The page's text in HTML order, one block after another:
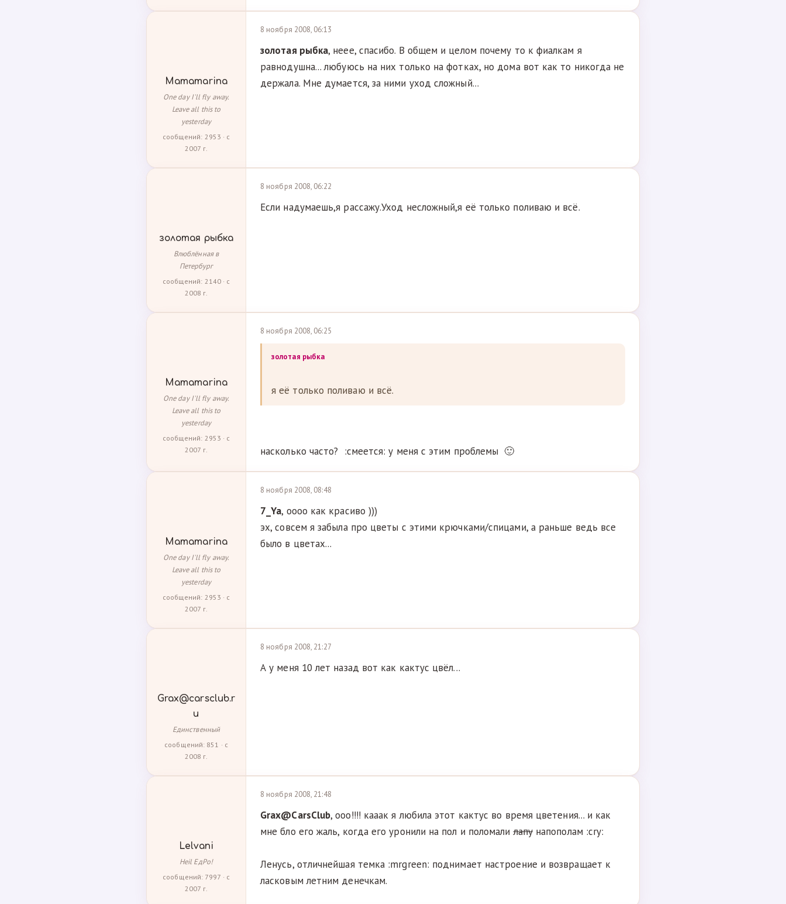
Mamamarina
One day I'll fly away.
Leave all this to
yesterday
сообщений: 2953 · с
2007 г.
8 ноября 2008, 06:13
золотая рыбка, неее, спасибо. В общем и целом почему то к фиалкам я
равнодушна... любуюсь на них только на фотках, но дома вот как то никогда не
держала. Мне думается, за ними уход сложный...
золотая рыбка
Влюблённая в
Петербург
сообщений: 2140 · с
2008 г.
8 ноября 2008, 06:22
Если надумаешь,я рассажу.Уход несложный,я её только поливаю и всё.
Mamamarina
One day I'll fly away.
Leave all this to
yesterday
сообщений: 2953 · с
2007 г.
8 ноября 2008, 06:25
золотая рыбка
я её только поливаю и всё.
насколько часто? :смеется: у меня с этим проблемы 🙂
Mamamarina
One day I'll fly away.
Leave all this to
yesterday
сообщений: 2953 · с
2007 г.
8 ноября 2008, 08:48
7_Ya, оооо как красиво )))
эх, совсем я забыла про цветы с этими крючками/спицами, а раньше ведь все
было в цветах...
Grax@carsclub.r
u
Единственный
сообщений: 851 · с
2008 г.
8 ноября 2008, 21:27
А у меня 10 лет назад вот как кактус цвёл...
Lelvani
Heil ЕдРо!
сообщений: 7997 · с
2007 г.
8 ноября 2008, 21:48
Grax@СarsСlub, ооо!!!! кааак я любила этот кактус во время цветения... и как
мне бло его жаль, когда его уронили на пол и поломалилапунапополам :cry:
Ленусь, отличнейшая темка :mrgreen: поднимает настроение и возвращает к
ласковым летним денечкам.